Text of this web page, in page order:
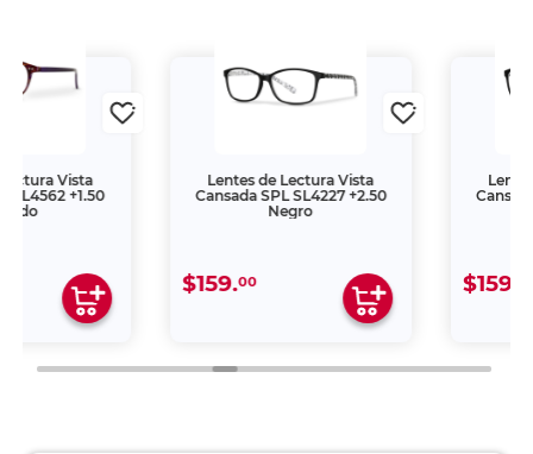
Lentes de Lectura Vista
Cansada SPL SL4227 +2.50
$159.
Lentes de Lectura Vista
Cansada SPL SL4391
$159.